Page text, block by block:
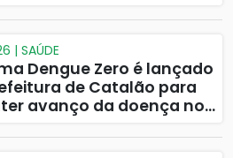
| SAÚDE
Dengue Zero é lançado
de Catalão para
avanço da doença no